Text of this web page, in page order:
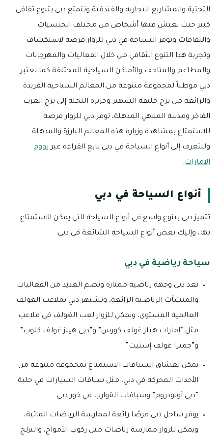
التحتية والمشاريع التجارية والفندقية وتتمتع دبي بتنوع ثقافي
كبير حيث يعيش فيها أشخاص من مختلف الجنسيات
والثقافات وتوفر السياحة في دبي للزوار فرصة لاستكشاف
وتجربة هذا التنوع الثقافي من خلال الفعاليات والمهرجانات
والمطاعم والمتاحف والأماكن السياحية المختلفة كما تعتبر
دبي موطناً لمجموعة متنوعة من المعالم السياحية الفريدة
والرائعة من برج خليفة الشهير وجزيرة النخلة إلى برج العرب
الفاخر ومدينة الملاهي المذهلة، توفر دبي للزوار فرصة
للاستمتاع بمشاهدة وزيارة هذه المعالم البارزة والمذهلة
وللتعرف إلى أنواع السياحة في دبي تابع القراءة عبر زووم
الامارات.
أنواع السياحة في دبي
تتميز دبي بتنوع واسع في أنواع السياحة التي يمكن الاستمتاع
بها، وإليك بعض أنواع السياحة الشائعة في دبي:
سياحة رياضية في دبي
تعد دبي وجهة رياضية ممتازة وتضم العديد من الفعاليات
والمنشآت الرياضية الرائعة، وتشتهر دبي بملاعب الغولف
العالمية المستوى، ويمكن للزوار لعب الغولف في ملاعب
مثل “إمارات هيلز غولف كورس” و”دبي هيلز غولف كلوب”
و”جميرا غولف إستيت”.
يمكن لعشاق السباقات الاستمتاع بمجموعة متنوعة من
الأحداث المحركة في دبي، مثل سباقات السيارات في حلبة
“دبي أوتودروم” وسباقات القوارب في خور دبي.
يوفر ساحل دبي فرصًا رائعة لممارسة الرياضات المائية،
ويمكن للزوار ممارسة رياضات مثل ركوب الأمواج، والتزلج